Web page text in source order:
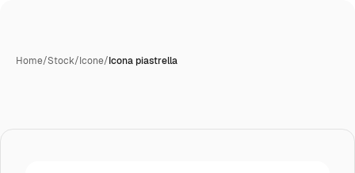
Home/Stock/Icone/Icona piastrella